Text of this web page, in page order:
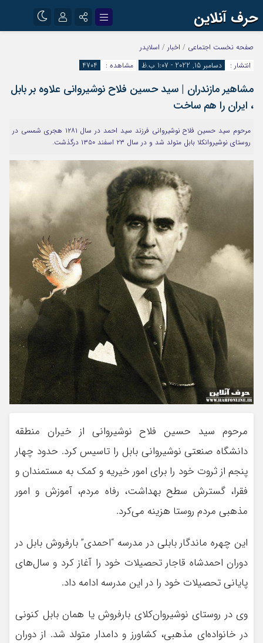
حرف آنلاین
اینستاگرام
آپارات
رمز عبور
مرا به خاطر بسپار
صفحه نخست اجتماعی / اخبار / اسلایدر
انتشار :
دسامبر 15, 2022 - 1:07 ب.ظ مشاهده : 4704
مشاهیر مازندران | سید حسین فلاح نوشیروانی علاوه بر بابل
، ایران را هم ساخت
مرحوم سید حسین فلاح نوشیروانی فرزند سید احمد در سال ۱۲۸۱ هجری شمسی در
روستای نوشیروانکلا بابل متولد شد و در سال ۲۳ اسفند ۱۳۵۰ درگذشت.
مرحوم سید حسین فلاح نوشیروانی از خیران منطقه
دانشگاه صنعتی نوشیروانی بابل را تاسیس کرد. حدود چهار
پنجم از ثروت خود را برای امور خیریه و کمک به مستمندان و
فقرا، گسترش سطح بهداشت، رفاه مردم، آموزش و امور
مذهبی مردم روستا هزینه می‌کرد.
این چهره ماندگار بابلی در مدرسه “احمدی” بارفروش بابل در
دوران احمدشاه قاجار تحصیلات خود را آغاز کرد و سال‌های
پایانی تحصیلات خود را در این مدرسه ادامه داد.
وی در روستای نوشیروان‌کلای بارفروش یا همان بابل کنونی
در خانواده‌ای مذهبی، کشاورز و دامدار متولد شد. از دوران